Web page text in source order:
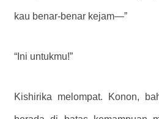
kau benar-benar kejam—”
“Ini untukmu!”
Kishirika melompat. Konon,